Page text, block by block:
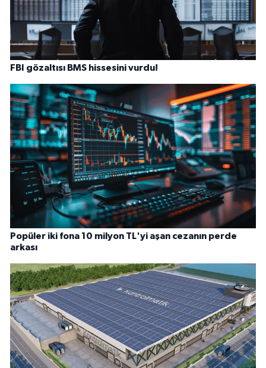
FBI gözaltısı BMS hissesini vurdu!
Popüler iki fona 10 milyon TL'yi aşan cezanın perde
arkası